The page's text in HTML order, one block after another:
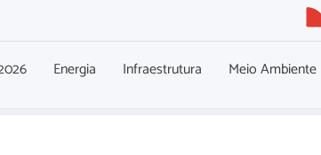
Energia Infraestrutura Meio Ambiente